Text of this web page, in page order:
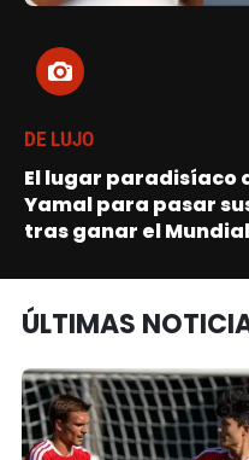
DE LUJO
El lugar paradisíaco
Yamal para pasar
tras ganar el Mundial
ÚLTIMAS